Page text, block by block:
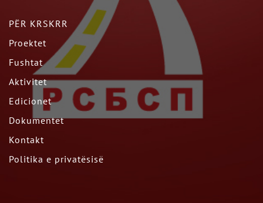
PËR KRSKRR
Proektet
Fushtat
Aktivitet
Edicionet
Dokumentet
Kontakt
Politika e privatësisë